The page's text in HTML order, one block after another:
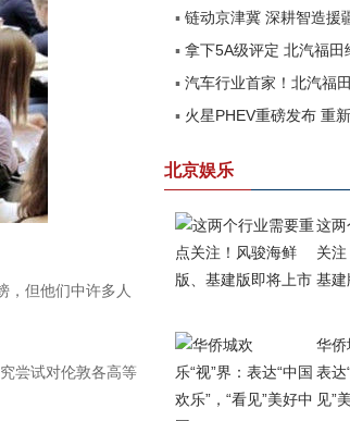
销再攀高峰
▪ 链动京津冀 深耕智造
田以新质生产力赋能边疆
▪ 拿下5A级评定 北汽福田
了一把尺
▪ 汽车行业首家！北汽福
系”与 “数字化转型管理体
▪ 火星PHEV重磅发布 重
北京娱乐
这两
关注
基建
华侨
表达
见”
但他们中许多人
尝试对伦敦各高等